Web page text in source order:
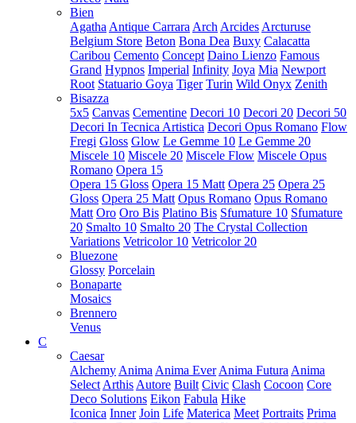
Bien
Agatha Antique Carrara Arch Arcides Arcturuse
Belgium Store Beton Bona Dea Buxy Calacatta
Caribou Cemento Concept Daino Lienzo Famous
Grand Hypnos Imperial Infinity Joya Mia Newport
Root Statuario Goya Tiger Turin Wild Onyx Zenith
Bisazza
5x5 Canvas Cementine Decori 10 Decori 20 Decori 50
Decori In Tecnica Artistica Decori Opus Romano Flow
Fregi Gloss Glow Le Gemme 10 Le Gemme 20
Miscele 10 Miscele 20 Miscele Flow Miscele Opus
Romano Opera 15
Opera 15 Gloss Opera 15 Matt Opera 25 Opera 25
Gloss Opera 25 Matt Opus Romano Opus Romano
Matt Oro Oro Bis Platino Bis Sfumature 10 Sfumature
20 Smalto 10 Smalto 20 The Crystal Collection
Variations Vetricolor 10 Vetricolor 20
Bluezone
Glossy Porcelain
Bonaparte
Mosaics
Brennero
Venus
C
Caesar
Alchemy Anima Anima Ever Anima Futura Anima
Select Arthis Autore Built Civic Clash Cocoon Core
Deco Solutions Eikon Fabula Hike
Iconica Inner Join Life Materica Meet Portraits Prima